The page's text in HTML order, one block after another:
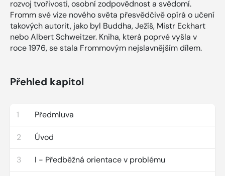
rozvoj tvořivosti, osobní zodpovědnost a svědomí.
Fromm své vize nového světa přesvědčivě opírá o učení
takových autorit, jako byl Buddha, Ježíš, Mistr Eckhart
nebo Albert Schweitzer. Kniha, která poprvé vyšla v
roce 1976, se stala Frommovým nejslavnějším dílem.
Přehled kapitol
1 Předmluva
2 Úvod
3 I - Předběžná orientace v problému